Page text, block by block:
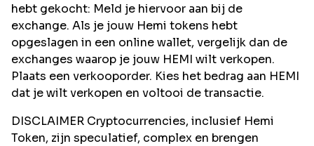
hebt gekocht: Meld je hiervoor aan bij de
exchange. Als je jouw Hemi tokens hebt
opgeslagen in een online wallet, vergelijk dan de
exchanges waarop je jouw HEMI wilt verkopen.
Plaats een verkooporder. Kies het bedrag aan HEMI
dat je wilt verkopen en voltooi de transactie.
DISCLAIMER Cryptocurrencies, inclusief Hemi
Token, zijn speculatief, complex en brengen